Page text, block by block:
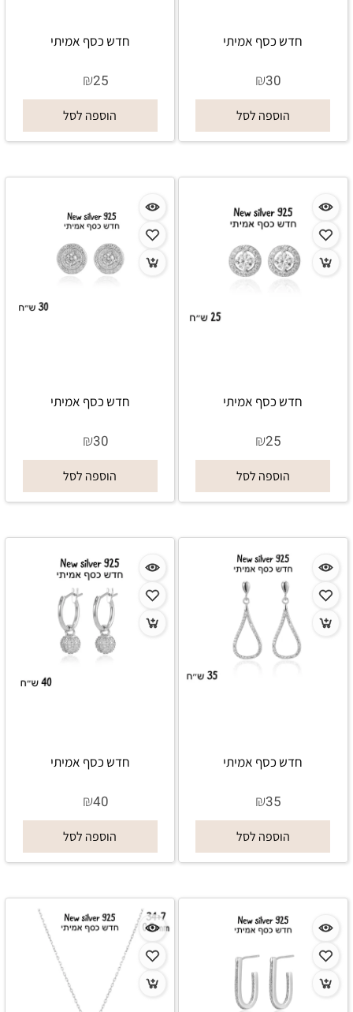
חדש כסף אמיתי
₪30
הוספה לסל
חדש כסף אמיתי
₪25
הוספה לסל
חדש כסף אמיתי
₪25
הוספה לסל
חדש כסף אמיתי
₪30
הוספה לסל
חדש כסף אמיתי
₪35
הוספה לסל
חדש כסף אמיתי
₪40
הוספה לסל